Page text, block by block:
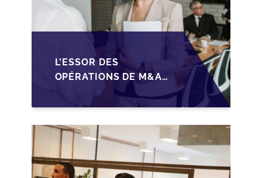
L'ESSOR DES
OPÉRATIONS DE M&A
MID-MARKET AU
MAROC EN 2026 :
DÉFIS POUR LES PME